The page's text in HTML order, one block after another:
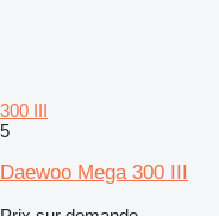
300 III
5
Daewoo Mega 300 III